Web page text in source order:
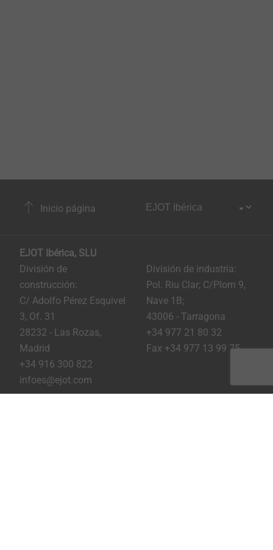
Inicio página
EJOT Ibérica, SLU
División de
construcción:
C/ Adolfo Pérez Esquivel
3, Of. 31
28232 - Las Rozas,
Madrid
+34 916 300 822
infoes@ejot.com
División de industria:
Pol. Riu Clar; C/Plom 9,
Nave 1B;
43006 - Tarragona
+34 977 21 80 32
Fax +34 977 13 99 75